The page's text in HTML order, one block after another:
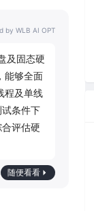
by WLB AI OPT
及固态硬
能够全面
程及单线
条件下
评估硬
随便看看